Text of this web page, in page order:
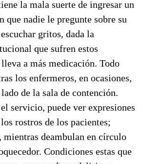
la mala suerte de ingresar un
que nadie le pregunte sobre su
gritos, dada la
que sufren estos
a más medicación. Todo
los enfermeros, en ocasiones,
de la sala de contención.
servicio, puede ver expresiones
rostros de los pacientes;
deambulan en círculo
Condiciones estas que